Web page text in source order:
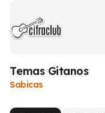
Temas Gitanos
Sabicas